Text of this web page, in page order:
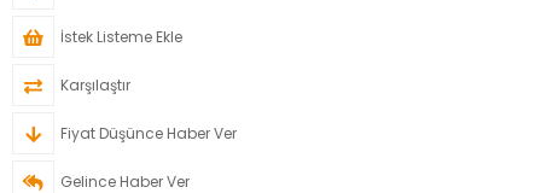
İstek Listeme Ekle
Karşılaştır
Fiyat Düşünce Haber Ver
Gelince Haber Ver